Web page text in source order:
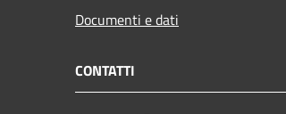
Documenti e dati
CONTATTI